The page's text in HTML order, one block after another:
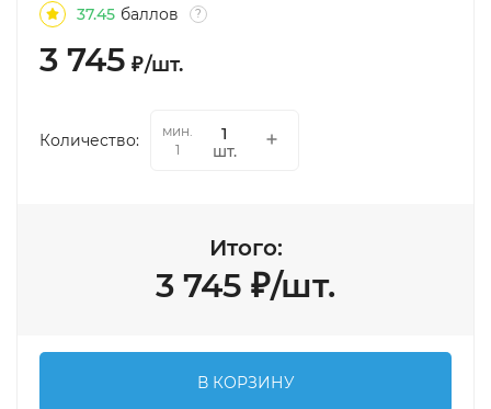
37.45 баллов ?
3 745 ₽/шт.
Количество:
мин.
1
шт.
Итого:
3 745 ₽/шт.
В КОРЗИНУ